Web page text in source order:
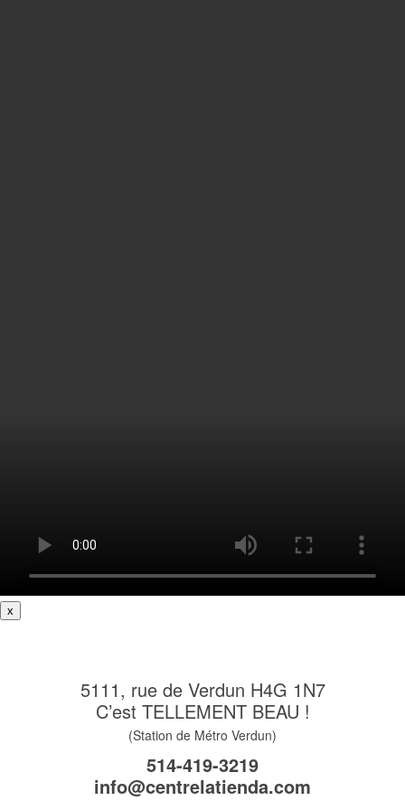
x
5111, rue de Verdun H4G 1N7
C’est TELLEMENT BEAU !
(Station de Métro Verdun)
514-419-3219
info@centrelatienda.com